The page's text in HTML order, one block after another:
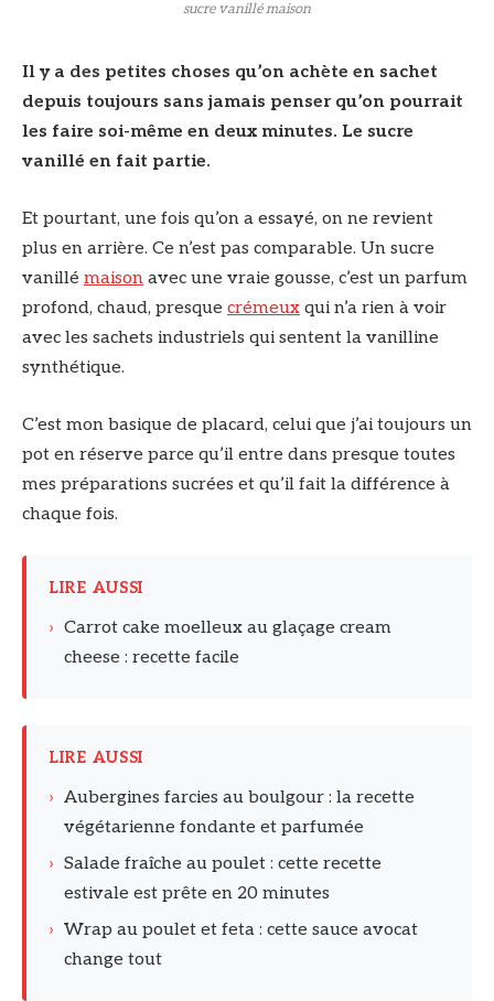
sucre vanillé maison
Il y a des petites choses qu’on achète en sachet
depuis toujours sans jamais penser qu’on pourrait
les faire soi-même en deux minutes. Le sucre
vanillé en fait partie.
Et pourtant, une fois qu’on a essayé, on ne revient
plus en arrière. Ce n’est pas comparable. Un sucre
vanillé maison avec une vraie gousse, c’est un parfum
profond, chaud, presque crémeux qui n’a rien à voir
avec les sachets industriels qui sentent la vanilline
synthétique.
C’est mon basique de placard, celui que j’ai toujours un
pot en réserve parce qu’il entre dans presque toutes
mes préparations sucrées et qu’il fait la différence à
chaque fois.
LIRE AUSSI
› Carrot cake moelleux au glaçage cream
cheese : recette facile
LIRE AUSSI
› Aubergines farcies au boulgour : la recette
végétarienne fondante et parfumée
› Salade fraîche au poulet : cette recette
estivale est prête en 20 minutes
› Wrap au poulet et feta : cette sauce avocat
change tout